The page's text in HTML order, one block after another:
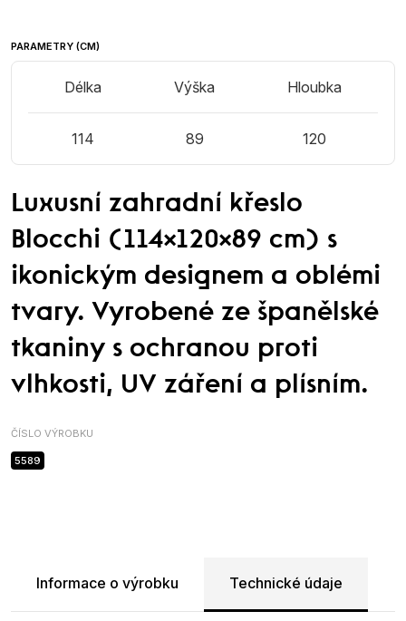
PARAMETRY (CM)
Délka
114
Výška
89
Hloubka
120
Luxusní zahradní křeslo
Blocchi (114×120×89 cm) s
ikonickým designem a oblémi
tvary. Vyrobené ze španělské
tkaniny s ochranou proti
vlhkosti, UV záření a plísním.
ČÍSLO VÝROBKU
5589
Informace o výrobku Technické údaje